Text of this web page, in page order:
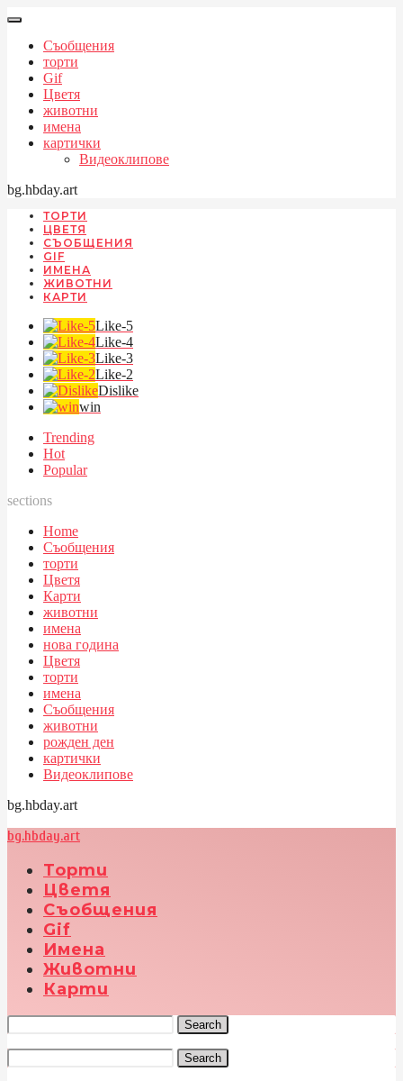
Съобщения
торти
Gif
Цветя
животни
имена
картички
Видеоклипове
bg.hbday.art
ТОРТИ
ЦВЕТЯ
СЪОБЩЕНИЯ
GIF
ИМЕНА
ЖИВОТНИ
КАРТИ
Like-5
Like-4
Like-3
Like-2
Dislike
win
Trending
Hot
Popular
sections
Home
Съобщения
торти
Цветя
Карти
животни
имена
нова година
Цветя
торти
имена
Съобщения
животни
рожден ден
картички
Видеоклипове
bg.hbday.art
bg.hbday.art
Торти
Цветя
Съобщения
Gif
Имена
Животни
Карти
Search
Search